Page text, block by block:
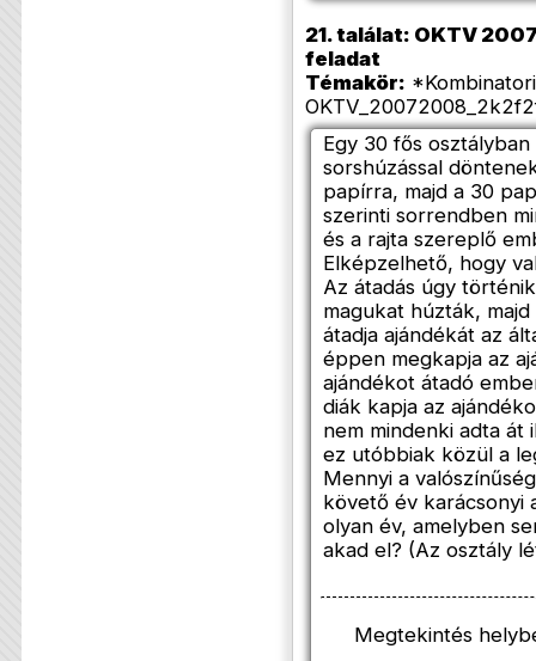
21. találat: OKTV
feladat
Témakör:
Egy 30 fős
sorshúzással
papírra, majd a 30
szerinti sorrendben
és a rajta szereplő
Elképzelhető, hogy
Az átadás úgy
magukat húzták,
átadja ajándékát az
éppen megkapja az
ajándékot átadó
diák kapja az
nem mindenki adta át
ez utóbbiak közül a
Mennyi a
követő év karácsonyi
olyan év, amelyben
akad el? (Az osztály
Megtekintés